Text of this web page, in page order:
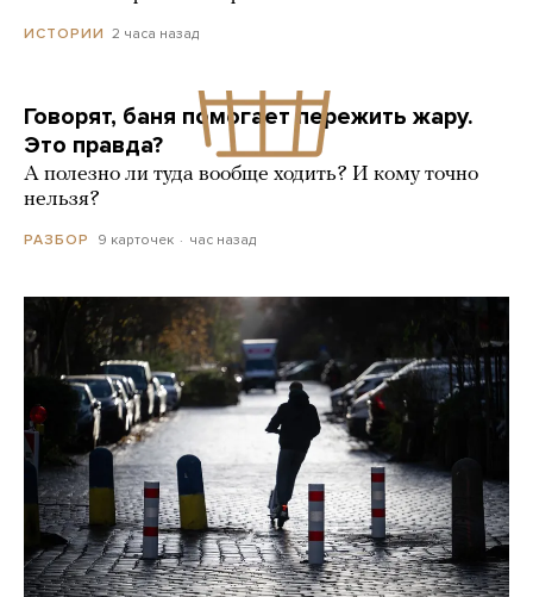
ИСТОРИИ 2 часа назад
Говорят, баня помогает пережить жару.
Это правда?
А полезно ли туда вообще ходить? И кому точно
нельзя?
РАЗБОР 9 карточек час назад